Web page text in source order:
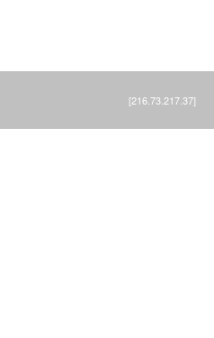
[216.73.217.37]